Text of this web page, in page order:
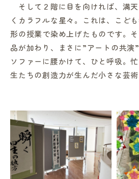
そして２階に目を向ければ、満
くカラフルな星々。これは、こど
形の授業で染め上げたものです。
品が加わり、まさに”アートの共
ソファーに腰かけて、ひと呼吸。
生たちの創造力が生んだ小さな芸術